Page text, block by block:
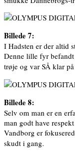
Billede 7:
I Hadsten er der altid
Denne lille fyr
trøje og var SÅ klar
Billede 8:
Selv om man er en
man godt have
Vandborg er
skudt i gang.